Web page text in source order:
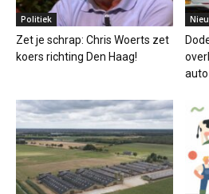
Politiek
Zet je schrap: Chris Woerts zet
koers richting Den Haag!
auto